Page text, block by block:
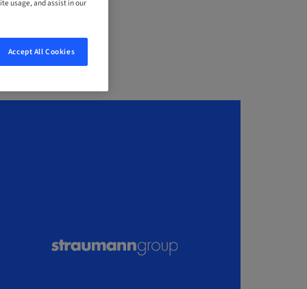
usage, and assist in our
Accept All Cookies